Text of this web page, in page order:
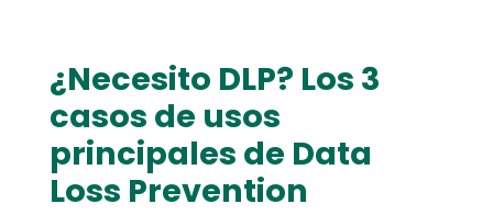
¿Necesito DLP? Los 3
casos de usos
principales de Data
Loss Prevention